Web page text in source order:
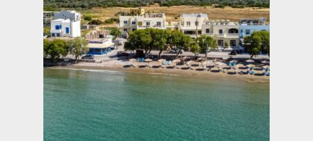
Ο λογαριασμός μου
Ταμείο
HOME